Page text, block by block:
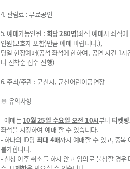
4.관람료 :무료공연
5. 예매가능인원 :회당280명(좌석 예매시 좌석
인원(보호자 포함)만큼 예매 바랍니다.),
당일 현장예매(공석좌석에한하여, 공연 시간 1시
터 선착순 접수 진행)
6.주최/주관 :군산시, 군산어린이공연장
※ 유의사항
- 예매는10월 25일 수요일 오전 10시부터 티켓
좌석을 지정하여 예매 할 수 있습니다.
-하나의 ID당최대 4매까지 예매할 수 있고,중복
불가합니다.
- 신청 이후 취소를 하지 않고 임의로 불참할 경우